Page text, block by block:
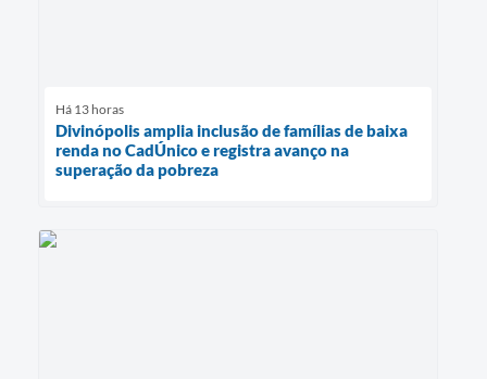
Há 13 horas
Divinópolis amplia inclusão de famílias de baixa
renda no CadÚnico e registra avanço na
superação da pobreza